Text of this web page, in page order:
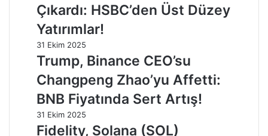
Çıkardı: HSBC’den Üst Düzey
Yatırımlar!
31 Ekim 2025
Trump, Binance CEO’su
Changpeng Zhao’yu Affetti:
BNB Fiyatında Sert Artış!
31 Ekim 2025
Fidelity, Solana (SOL)